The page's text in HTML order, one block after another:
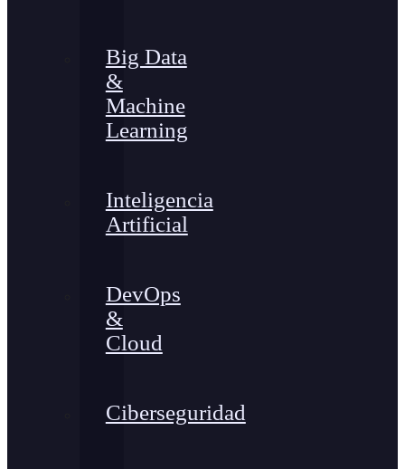
Big Data
&
Machine
Learning
Inteligencia
Artificial
DevOps
&
Cloud
Ciberseguridad